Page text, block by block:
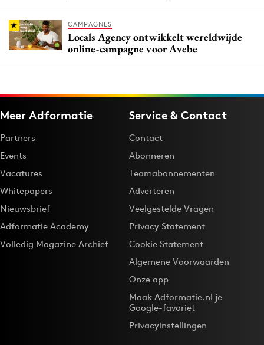
CAMPAGNES
Locals Agency ontwikkelt wereldwijde
online-campagne voor Avebe
Meer Adformatie
Partners
Events
Vacatures
Whitepapers
Nieuwsbrief
Adformatie Academy
Volledig Magazine Archief
Service & Contact
Contact
Abonneren
Teamabonnementen
Adverteren
Veelgestelde Vragen
Privacy Statement
Cookie Statement
Algemene Voorwaarden
Onze app
Maak Adformatie.nl je
Google-favoriet
Privacyinstellingen